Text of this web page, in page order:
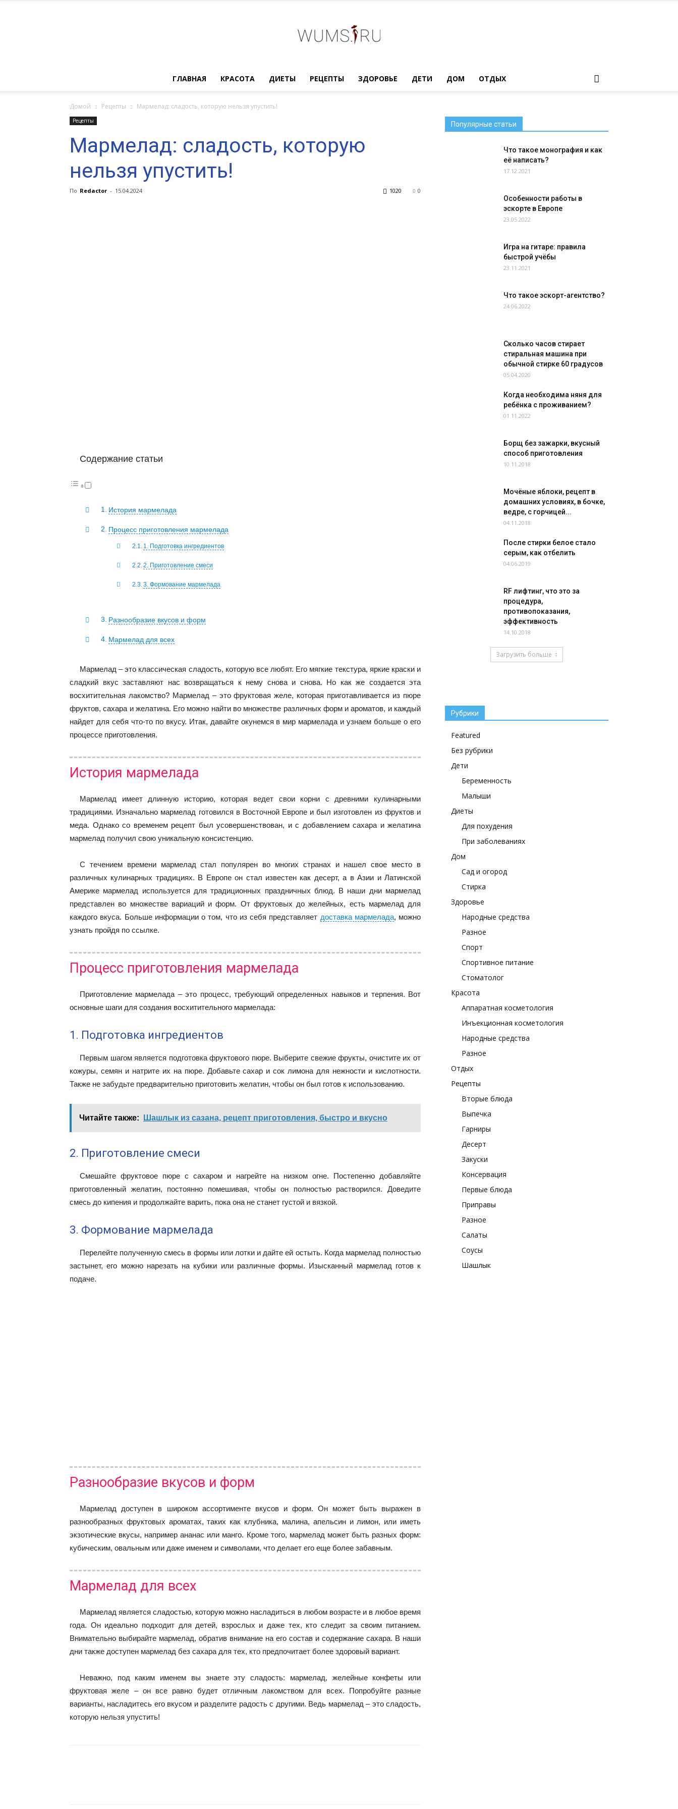
Женский
журнал
ГЛАВНАЯ КРАСОТА ДИЕТЫ РЕЦЕПТЫ ЗДОРОВЬЕ ДЕТИ ДОМ ОТДЫХ
Домой Рецепты Мармелад: сладость, которую нельзя упустить!
Рецепты
Мармелад: сладость, которую
нельзя упустить!
По Redactor - 15.04.2024 0
1020
Содержание статьи
История мармелада
Процесс приготовления мармелада
1. Подготовка ингредиентов
2. Приготовление смеси
3. Формование мармелада
Разнообразие вкусов и форм
Мармелад для всех
Мармелад – это классическая сладость, которую все любят. Его мягкие текстура, яркие краски и
сладкий вкус заставляют нас возвращаться к нему снова и снова. Но как же создается эта
восхитительная лакомство? Мармелад – это фруктовая желе, которая приготавливается из пюре
фруктов, сахара и желатина. Его можно найти во множестве различных форм и ароматов, и каждый
найдет для себя что-то по вкусу. Итак, давайте окунемся в мир мармелада и узнаем больше о его
процессе приготовления.
История мармелада
Мармелад имеет длинную историю, которая ведет свои корни с древними кулинарными
традициями. Изначально мармелад готовился в Восточной Европе и был изготовлен из фруктов и
меда. Однако со временем рецепт был усовершенствован, и с добавлением сахара и желатина
мармелад получил свою уникальную консистенцию.
С течением времени мармелад стал популярен во многих странах и нашел свое место в
различных кулинарных традициях. В Европе он стал известен как десерт, а в Азии и Латинской
Америке мармелад используется для традиционных праздничных блюд. В наши дни мармелад
представлен во множестве вариаций и форм. От фруктовых до желейных, есть мармелад для
каждого вкуса. Больше информации о том, что из себя представляет доставка мармелада, можно
узнать пройдя по ссылке.
Процесс приготовления мармелада
Приготовление мармелада – это процесс, требующий определенных навыков и терпения. Вот
основные шаги для создания восхитительного мармелада:
1. Подготовка ингредиентов
Первым шагом является подготовка фруктового пюре. Выберите свежие фрукты, очистите их от
кожуры, семян и натрите их на пюре. Добавьте сахар и сок лимона для нежности и кислотности.
Также не забудьте предварительно приготовить желатин, чтобы он был готов к использованию.
Читайте также: Шашлык из сазана, рецепт приготовления, быстро и вкусно
2. Приготовление смеси
Смешайте фруктовое пюре с сахаром и нагрейте на низком огне. Постепенно добавляйте
приготовленный желатин, постоянно помешивая, чтобы он полностью растворился. Доведите
смесь до кипения и продолжайте варить, пока она не станет густой и вязкой.
3. Формование мармелада
Перелейте полученную смесь в формы или лотки и дайте ей остыть. Когда мармелад полностью
застынет, его можно нарезать на кубики или различные формы. Изысканный мармелад готов к
подаче.
Разнообразие вкусов и форм
Мармелад доступен в широком ассортименте вкусов и форм. Он может быть выражен в
разнообразных фруктовых ароматах, таких как клубника, малина, апельсин и лимон, или иметь
экзотические вкусы, например ананас или манго. Кроме того, мармелад может быть разных форм:
кубическим, овальным или даже именем и символами, что делает его еще более забавным.
Мармелад для всех
Мармелад является сладостью, которую можно насладиться в любом возрасте и в любое время
года. Он идеально подходит для детей, взрослых и даже тех, кто следит за своим питанием.
Внимательно выбирайте мармелад, обратив внимание на его состав и содержание сахара. В наши
дни также доступен мармелад без сахара для тех, кто предпочитает более здоровый вариант.
Неважно, под каким именем вы знаете эту сладость: мармелад, желейные конфеты или
фруктовая желе – он все равно будет отличным лакомством для всех. Попробуйте разные
варианты, насладитесь его вкусом и разделите радость с другими. Ведь мармелад – это сладость,
которую нельзя упустить!
Популярные статьи
Что такое монография и как
её написать?
17.12.2021
Особенности работы в
эскорте в Европе
23.05.2022
Игра на гитаре: правила
быстрой учёбы
23.11.2021
Что такое эскорт-агентство?
24.06.2022
Сколько часов стирает
стиральная машина при
обычной стирке 60 градусов
05.04.2020
Когда необходима няня для
ребёнка с проживанием?
01.11.2022
Борщ без зажарки, вкусный
способ приготовления
10.11.2018
Мочёные яблоки, рецепт в
домашних условиях, в бочке,
ведре, с горчицей...
04.11.2018
После стирки белое стало
серым, как отбелить
04.06.2019
RF лифтинг, что это за
процедура,
противопоказания,
эффективность
14.10.2018
Загрузить больше
Рубрики
Featured
Без рубрики
Дети
Беременность
Малыши
Диеты
Для похудения
При заболеваниях
Дом
Сад и огород
Стирка
Здоровье
Народные средства
Разное
Спорт
Спортивное питание
Стоматолог
Красота
Аппаратная косметология
Инъекционная косметология
Народные средства
Разное
Отдых
Рецепты
Вторые блюда
Выпечка
Гарниры
Десерт
Закуски
Консервация
Первые блюда
Приправы
Разное
Салаты
Соусы
Шашлык